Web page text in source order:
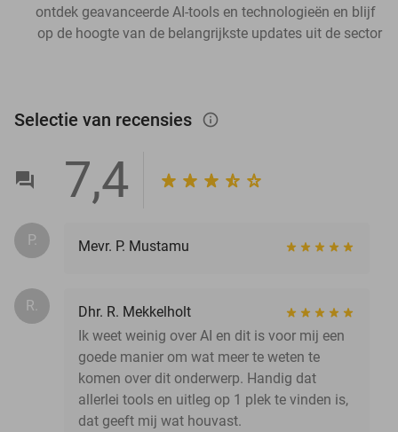
ontdek geavanceerde AI-tools en technologieën en blijf
op de hoogte van de belangrijkste updates uit de sector
Selectie van recensies info_outlined
7,4
P. Mevr. P. Mustamu
R.
Dhr. R. Mekkelholt
Ik weet weinig over AI en dit is voor mij een
goede manier om wat meer te weten te
komen over dit onderwerp. Handig dat
allerlei tools en uitleg op 1 plek te vinden is,
dat geeft mij wat houvast.